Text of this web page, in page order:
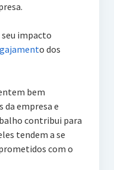
impacto
o dos
bem
da empresa e
contribui para
tendem a se
com o